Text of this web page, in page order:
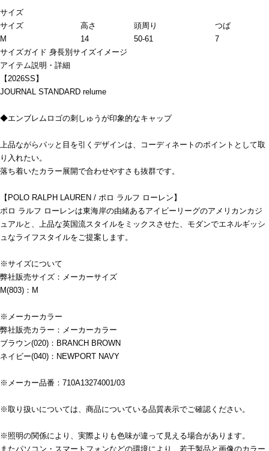
サイズ
サイズ
高さ 頭周り
つば
M
14 50-61
7
サイズガイド 身長別サイズイメージ
アイテム説明・詳細
【2026SS】
JOURNAL STANDARD relume
◆エンブレムロゴの刺しゅうが印象的なキャップ
上品ながらパッと目を引くデザインは、コーディネートのポイントとして取
り入れたい。
落ち着いたカラー展開で合わせやすさも抜群です。
【POLO RALPH LAUREN / ポロ ラルフ ローレン】
ポロ ラルフ ローレンは東海岸の由緒あるアイビーリーグのアメリカンカジ
ュアルと、上品な英国流スタイルをミックスさせた、モダンでエネルギッシ
ュなライフスタイルをご提案します。
※サイズについて
弊社販売サイズ：メーカーサイズ
M(803)：M
※メーカーカラー
弊社販売カラー：メーカーカラー
ブラウン(020)：BRANCH BROWN
ネイビー(040)：NEWPORT NAVY
※メーカー品番：710A13274001/03
※取り扱いについては、商品についている品質表示でご確認ください。
※照明の関係により、実際よりも色味が違って見える場合があります。
またパソコン・スマートフォンなどの環境により、若干製品と画像のカラー